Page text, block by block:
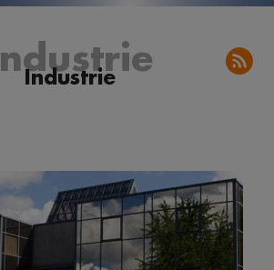
Industrie
Industrie